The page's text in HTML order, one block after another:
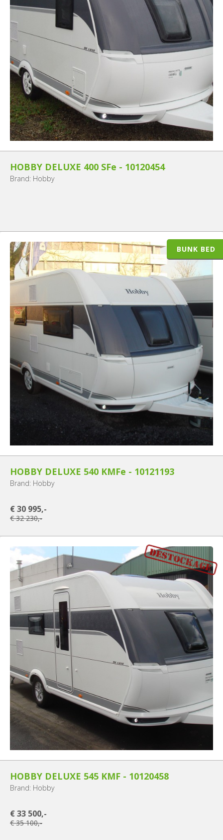
HOBBY DELUXE 400 SFe - 10120454
Brand: Hobby
HOBBY DELUXE 540 KMFe - 10121193
Brand: Hobby
€ 30 995,-
€ 32 230,-
BUNK BED
HOBBY DELUXE 545 KMF - 10120458
Brand: Hobby
€ 33 500,-
€ 35 100,-